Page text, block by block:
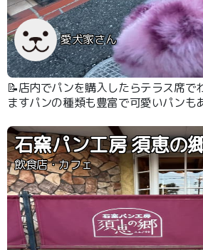
愛犬家さん
📝店内でパンを購入したらテラス席で
ますパンの種類も豊富で可愛いパンも
石窯パン工房 須恵の
飲食店・カフェ